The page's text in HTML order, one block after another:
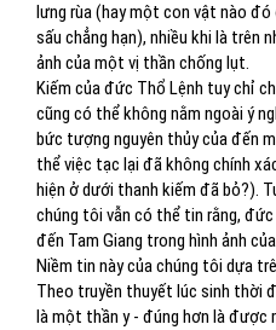
lưng rùa (hay một con vật nào
sấu chẳng hạn), nhiều khi là trên
ảnh của một vị thần chống lụt.
Kiếm của đức Thổ Lệnh tuy chỉ
cũng có thể không nằm ngoài ý
bức tượng nguyên thủy của đến
thể việc tạc lại đã không chính
hiện ở dưới thanh kiếm đã bỏ?).
chúng tôi vẫn có thể tin rằng,
đến Tam Giang trong hình ảnh
Niềm tin này của chúng tôi dựa
Theo truyền thuyết lúc sinh thời
là một thần y - đúng hơn là được